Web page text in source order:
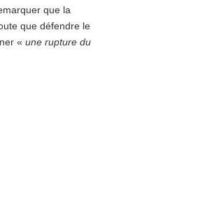
que la
que défendre le
« une rupture du